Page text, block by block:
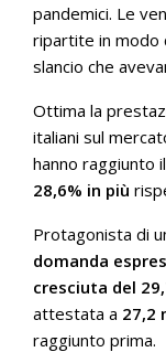
pandemici. Le
ripartite in modo
slancio che
Ottima la
italiani sul
hanno raggiunto
28,6% in più
Protagonista di
domanda
cresciuta del
attestata a 27,2
raggiunto prima.